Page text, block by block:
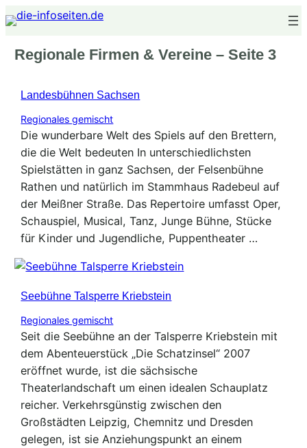
Zum
Inhalt
springen
Regionale Firmen & Vereine –Seite 3
Landesbühnen Sachsen
Regionales gemischt
Die wunderbare Welt des Spiels auf den Brettern,
die die Welt bedeuten In unterschiedlichsten
Spielstätten in ganz Sachsen, der Felsenbühne
Rathen und natürlich im Stammhaus Radebeul auf
der Meißner Straße. Das Repertoire umfasst Oper,
Schauspiel, Musical, Tanz, Junge Bühne, Stücke
für Kinder und Jugendliche, Puppentheater …
Seebühne Talsperre Kriebstein
Regionales gemischt
Seit die Seebühne an der Talsperre Kriebstein mit
dem Abenteuerstück „Die Schatzinsel“ 2007
eröffnet wurde, ist die sächsische
Theaterlandschaft um einen idealen Schauplatz
reicher. Verkehrsgünstig zwischen den
Großstädten Leipzig, Chemnitz und Dresden
gelegen, ist sie Anziehungspunkt an einem